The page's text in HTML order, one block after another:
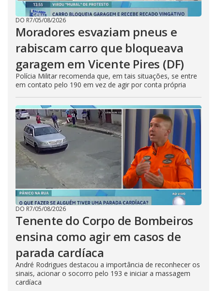
DO R7/05/08/2026
Moradores esvaziam pneus e
rabiscam carro que bloqueava
garagem em Vicente Pires (DF)
Polícia Militar recomenda que, em tais situações, se entre
em contato pelo 190 em vez de agir por conta própria
DO R7/05/08/2026
Tenente do Corpo de Bombeiros
ensina como agir em casos de
parada cardíaca
André Rodrigues destacou a importância de reconhecer os
sinais, acionar o socorro pelo 193 e iniciar a massagem
cardíaca